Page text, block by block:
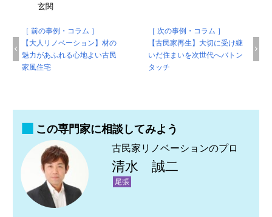
玄関
［ 前の事例・コラム ］
【大人リノベーション】材の
魅力があふれる心地よい古民
家風住宅
［ 次の事例・コラム ］
【古民家再生】大切に受け継
いだ住まいを次世代へバトン
タッチ
この専門家に相談してみよう
古民家リノベーションのプロ
清水 誠二
尾張